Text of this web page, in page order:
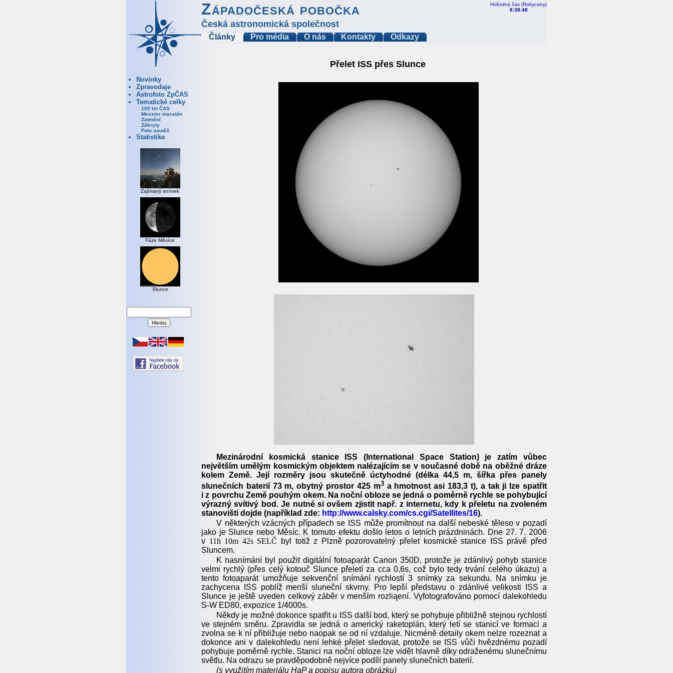
Hvězdný čas (Rokycany)
8:38:48
Západočeská pobočka
Česká astronomická společnost
Články Pro média O nás Kontakty Odkazy
Novinky
Zpravodaje
Astrofoto ZpČAS
Tematické celky
100 let ČAS
Messier maratón
Zatmění
Zákryty
Foto soutěž
Statistika
Zajímavý snímek
Fáze Měsíce
Slunce
Přelet ISS přes Slunce
Mezinárodní kosmická stanice ISS (International Space Station) je zatím vůbec
největším umělým kosmickým objektem nalézajícím se v současné době na oběžné dráze
kolem Země. Její rozměry jsou skutečně úctyhodné (délka 44,5 m, šířka přes panely
slunečních baterií 73 m, obytný prostor 425 m3a hmotnost asi 183,3 t), a tak ji lze spatřit
i z povrchu Země pouhým okem. Na noční obloze se jedná o poměrně rychle se pohybující
výrazný svítivý bod. Je nutné si ovšem zjistit např. z internetu, kdy k přeletu na zvoleném
stanovišti dojde (například zde: http://www.calsky.com/cs.cgi/Satellites/16).
V některých vzácných případech se ISS může promítnout na další nebeské těleso v pozadí
jako je Slunce nebo Měsíc. K tomuto efektu došlo letos o letních prázdninách. Dne 27. 7. 2006
v 11h 10m 42s SELČ
byl totiž z Plzně pozorovatelný přelet kosmické stanice ISS právě před
Sluncem.
K nasnímání byl použit digitální fotoaparát Canon 350D, protože je zdánlivý pohyb stanice
velmi rychlý (přes celý kotouč Slunce přeletí za cca 0,6s, což bylo tedy trvání celého úkazu) a
tento fotoaparát umožňuje sekvenční snímání rychlostí 3 snímky za sekundu. Na snímku je
zachycena ISS poblíž menší sluneční skvrny. Pro lepší představu o zdánlivé velikosti ISS a
Slunce je ještě uveden celkový záběr v menším rozliąení. Vyfotografováno pomocí dalekohledu
S-W ED80, expozice 1/4000s.
Někdy je možné dokonce spatřit u ISS další bod, který se pohybuje přibližně stejnou rychlostí
ve stejném směru. Zpravidla se jedná o americký raketoplán, který letí se stanicí ve formaci a
zvolna se k ní přibližuje nebo naopak se od ní vzdaluje. Nicméně detaily okem nelze rozeznat a
dokonce ani v dalekohledu není lehké přelet sledovat, protože se ISS vůči hvězdnému pozadí
pohybuje poměrně rychle. Stanici na noční obloze lze vidět hlavně díky odraženému slunečnímu
světlu. Na odrazu se pravděpodobně nejvíce podílí panely slunečních baterií.
(s využitím materiálu HaP a popisu autora obrázku)